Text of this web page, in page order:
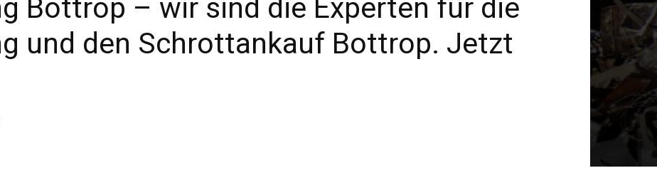
Bottrop – wir sind die Experten für die
und den Schrottankauf Bottrop. Jetzt